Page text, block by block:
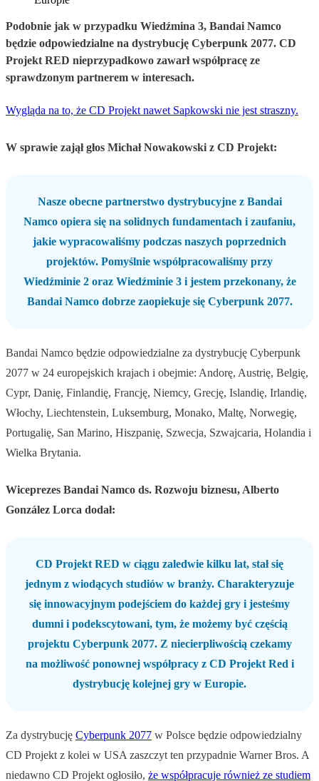
Podobnie jak w przypadku Wiedźmina 3, Bandai Namco
będzie odpowiedzialne na dystrybucję Cyberpunk 2077. CD
Projekt RED nieprzypadkowo zawarł współpracę ze
sprawdzonym partnerem w interesach.
Wygląda na to, że CD Projekt nawet Sapkowski nie jest straszny.
W sprawie zajął głos Michał Nowakowski z CD Projekt:
Nasze obecne partnerstwo dystrybucyjne z Bandai
Namco opiera się na solidnych fundamentach i zaufaniu,
jakie wypracowaliśmy podczas naszych poprzednich
projektów. Pomyślnie współpracowaliśmy przy
Wiedźminie 2 oraz Wiedźminie 3 i jestem przekonany, że
Bandai Namco dobrze zaopiekuje się Cyberpunk 2077.
Bandai Namco będzie odpowiedzialne za dystrybucję Cyberpunk
2077 w 24 europejskich krajach i obejmie: Andorę, Austrię, Belgię,
Cypr, Danię, Finlandię, Francję, Niemcy, Grecję, Islandię, Irlandię,
Włochy, Liechtenstein, Luksemburg, Monako, Maltę, Norwegię,
Portugalię, San Marino, Hiszpanię, Szwecja, Szwajcaria, Holandia i
Wielka Brytania.
Wiceprezes Bandai Namco ds. Rozwoju biznesu, Alberto
González Lorca dodał:
CD Projekt RED w ciągu zaledwie kilku lat, stał się
jednym z wiodących studiów w branży. Charakteryzuje
się innowacyjnym podejściem do każdej gry i jesteśmy
dumni i podekscytowani, tym, że możemy być częścią
projektu Cyberpunk 2077. Z niecierpliwością czekamy
na możliwość ponownej współpracy z CD Projekt Red i
dystrybucję kolejnej gry w Europie.
Za dystrybucję Cyberpunk 2077 w Polsce będzie odpowiedzialny
CD Projekt z kolei w USA zaszczyt ten przypadnie Warner Bros. A
niedawno CD Projekt ogłosiło, że współpracuje również ze studiem